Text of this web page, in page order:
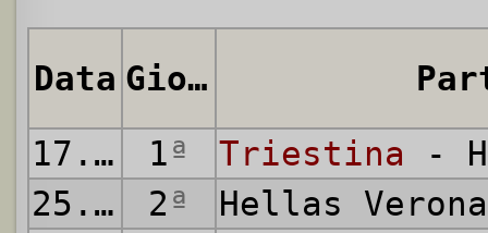
Data Giornata
17.08.2002
1ª Triestina -
25.08.2002
2ª
Hellas